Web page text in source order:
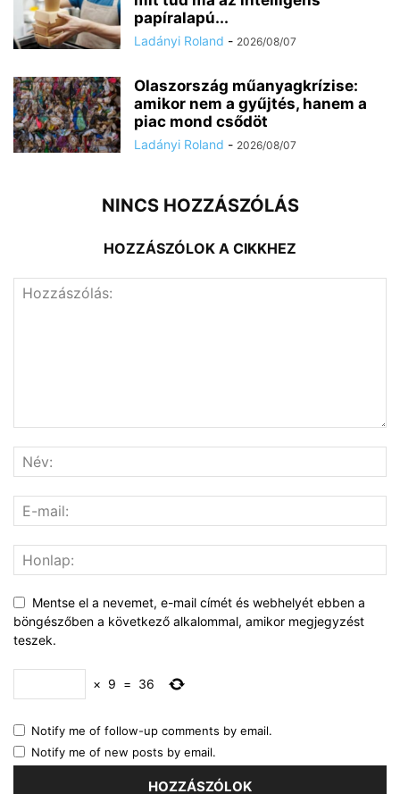
papíralapú...
Ladányi Roland - 2026/08/07
Olaszország műanyagkrízise:
amikor nem a gyűjtés, hanem a
piac mond csődöt
Ladányi Roland - 2026/08/07
NINCS HOZZÁSZÓLÁS
HOZZÁSZÓLOK A CIKKHEZ
Mentse el a nevemet, e-mail címét és webhelyét ebben a
böngészőben a következő alkalommal, amikor megjegyzést
teszek.
× 9 = 36
Notify me of follow-up comments by email.
Notify me of new posts by email.